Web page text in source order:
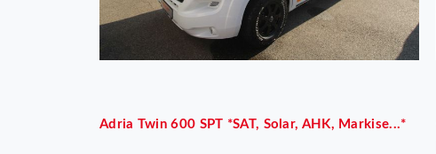
Adria Twin 600 SPT *SAT, Solar, AHK, Markise...*